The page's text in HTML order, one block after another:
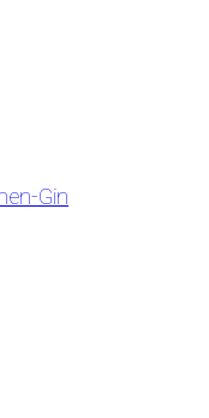
Gin